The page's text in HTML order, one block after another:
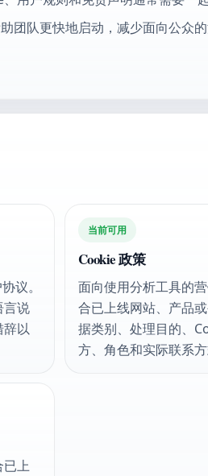
团队更快地启动，减少面向公众的
议。
言说
以
当前可用
Cookie 政策
面向使用分析工具的
合已上线网站、产品
据类别、处理目的、
方、角色和实际联系方
上